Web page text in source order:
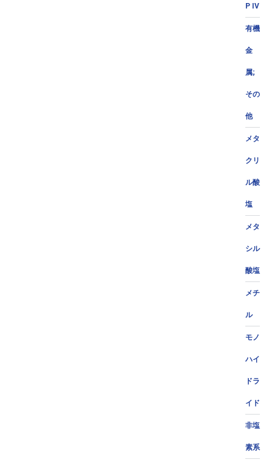
P IV
有機
金
属;
その
他
メタ
クリ
ル酸
塩
メタ
シル
酸塩
メチ
ル
モノ
ハイ
ドラ
イド
非塩
素系